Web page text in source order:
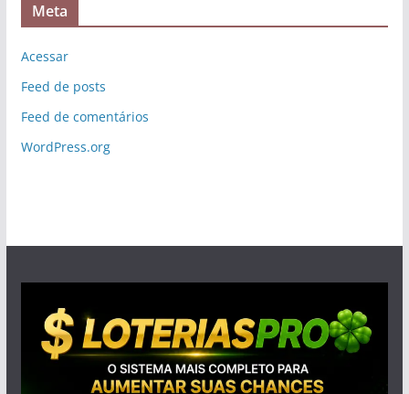
Meta
Acessar
Feed de posts
Feed de comentários
WordPress.org